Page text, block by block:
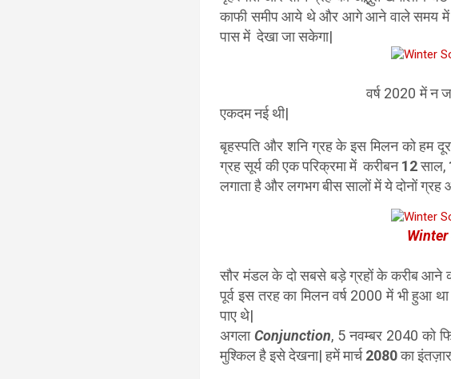
काफी समीप आये थे और आगे आने वाले समय में
पास में देखा जा सकेगा|
वर्ष 2020 में न जाने कितनी ऐसी
एकदम नई थी|
बृहस्पति और शनि ग्रह के इस मिलन को हम
ग्रह सूर्य की एक परिक्रमा में करीबन12साल,
लगाता है और लगभग बीस सालों में ये दोनों
सौर मंडल के दो सबसे बड़े ग्रहों के करीब आने
पूर्व इस तरह का मिलन वर्ष 2000 में भी हुआ
पाए थे|
अगलाConjunction, 5 नवम्बर 2040 को
मुश्किल है इसे देखना| हमें मार्च2080का